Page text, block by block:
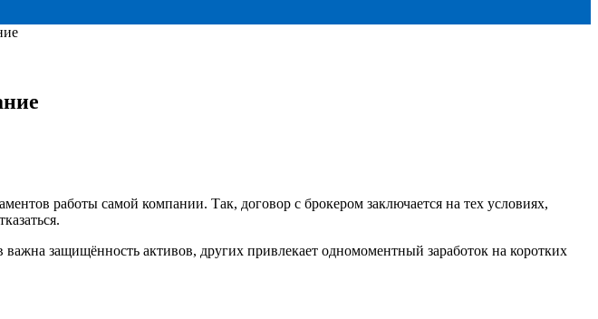
работы самой компании. Так, договор с брокером заключается на тех условиях,
важна защищённость активов, других привлекает одномоментный заработок на коротких